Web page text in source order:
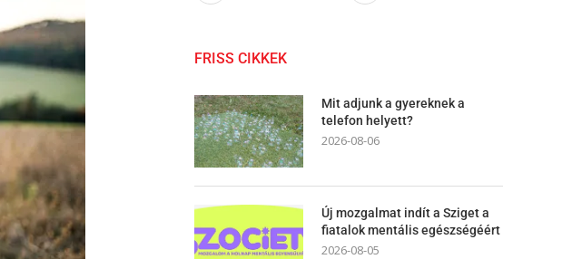
FRISS CIKKEK
Mit adjunk a gyereknek a
telefon helyett?
2026-08-06
Új mozgalmat indít a Sziget a
fiatalok mentális egészségéért
2026-08-05